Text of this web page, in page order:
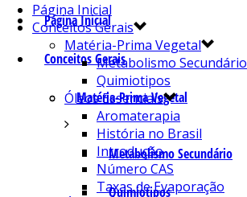
Página Inicial
Conceitos Gerais
Matéria-Prima Vegetal
Metabolismo Secundário
Quimiotipos
Página Inicial
Conceitos Gerais
Matéria-Prima Vegetal
Metabolismo Secundário
Quimiotipos
Óleos Essenciais
Aromaterapia
História no Brasil
Introdução
Número CAS
Taxas de Evaporação